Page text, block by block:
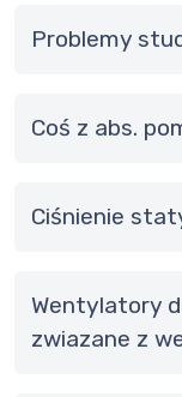
problemy
coś z abs.
Ciśnienie
wentylatory do lakierni zagadnienia
zwiazane z